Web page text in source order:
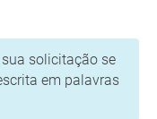
solicitação se
em palavras